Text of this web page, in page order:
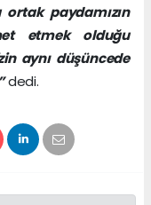
paydamızın
etmek olduğu
aynı düşüncede
dedi.